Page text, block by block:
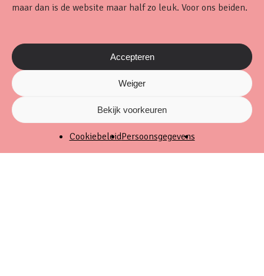
maar dan is de website maar half zo leuk. Voor ons beiden.
Accepteren
Weiger
Bekijk voorkeuren
CookiebeleidPersoonsgegevens